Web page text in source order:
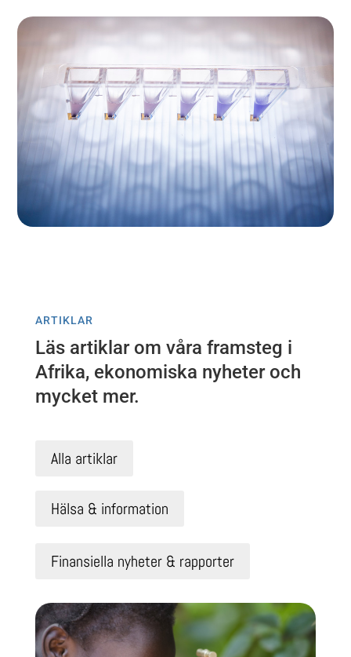
ARTIKLAR
Läs artiklar om våra framsteg i
Afrika, ekonomiska nyheter och
mycket mer.
Alla artiklar
Hälsa & information
Finansiella nyheter & rapporter